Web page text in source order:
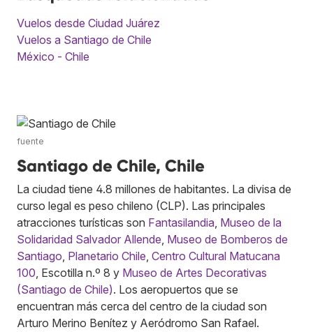
Vuelos desde Ciudad Juárez
Vuelos a Santiago de Chile
México - Chile
fuente
Santiago de Chile, Chile
La ciudad tiene 4.8 millones de habitantes. La divisa de
curso legal es peso chileno (CLP). Las principales
atracciones turísticas son Fantasilandia, Museo de la
Solidaridad Salvador Allende, Museo de Bomberos de
Santiago, Planetario Chile, Centro Cultural Matucana
100, Escotilla n.º 8 y Museo de Artes Decorativas
(Santiago de Chile). Los aeropuertos que se
encuentran más cerca del centro de la ciudad son
Arturo Merino Benítez y Aeródromo San Rafael.